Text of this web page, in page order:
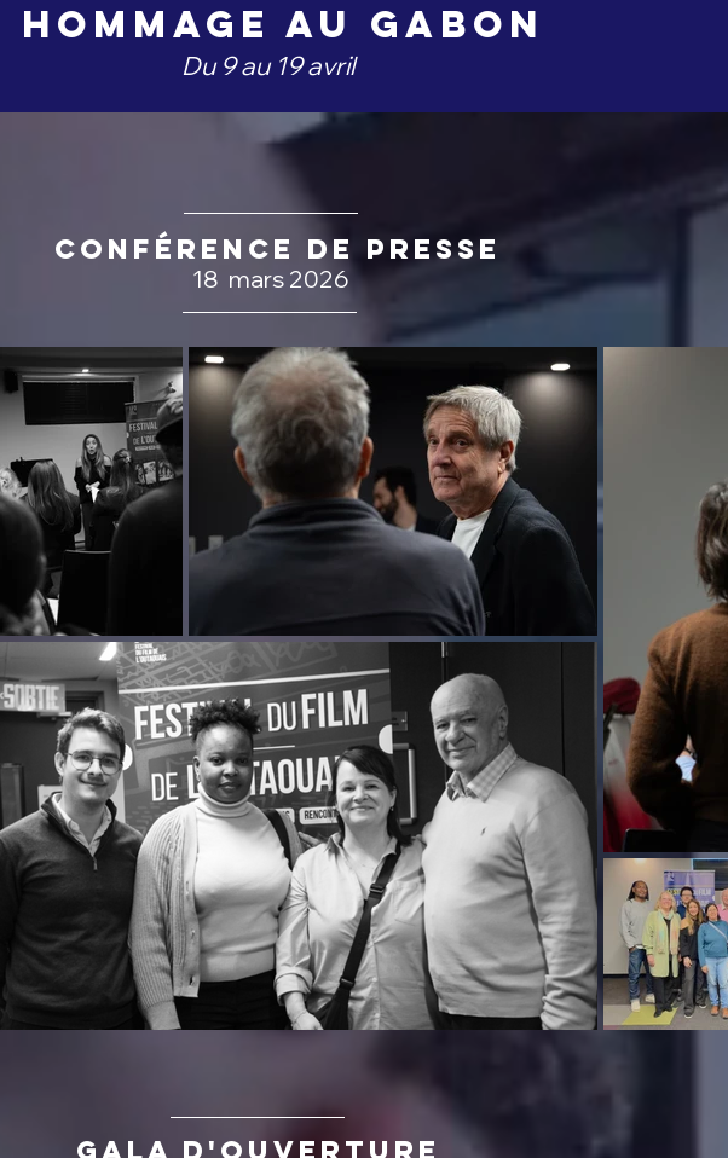
hommage au Gabon
Du 9 au 19 avril
Conférence de presse
18 mars 2026
GALA D'OUVERTURE